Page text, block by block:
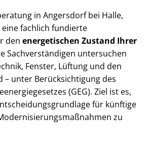
in Angersdorf bei Halle,
eine fachlich fundierte
den energetischen Zustand Ihrer
Sach­ver­stän­di­gen untersuchen
Fenster, Lüftung und den
– unter Be­rück­sich­ti­gung des
(GEG). Ziel ist es,
für künftige
zu